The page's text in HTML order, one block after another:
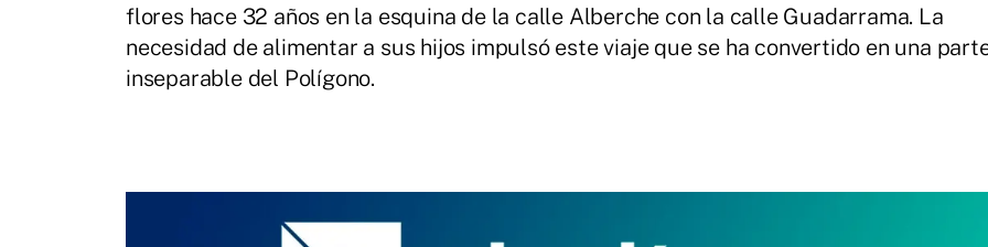
flores hace 32 años en la esquina de la calle Alberche con la calle Guadarrama. La
necesidad de alimentar a sus hijos impulsó este viaje que se ha convertido en una
inseparable del Polígono.